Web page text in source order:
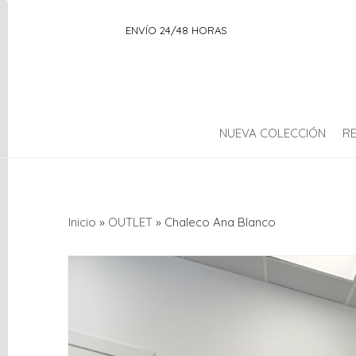
ENVÍO 24/48 HORAS
NUEVA COLECCIÓN
Inicio » OUTLET » Chaleco Ana Blanco